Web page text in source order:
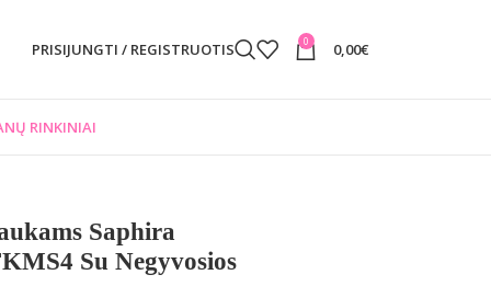
PRISIJUNGTI / REGISTRUOTIS 0 0,00€
RINKINIAI
Saphira
Su Negyvosios